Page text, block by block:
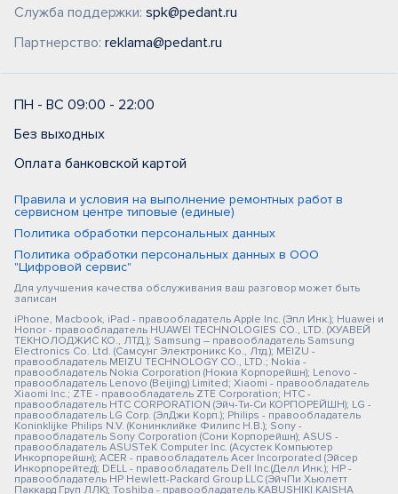
Служба поддержки: spk@pedant.ru
Партнерство: reklama@pedant.ru
ПН - ВС 09:00 - 22:00
Без выходных
Оплата банковской картой
Правила и условия на выполнение ремонтных работ в
сервисном центре типовые (единые)
Политика обработки персональных данных
Политика обработки персональных данных в ООО
"Цифровой сервис"
Для улучшения качества обслуживания ваш разговор может быть
записан
iPhone, Macbook, iPad - правообладатель Apple Inc. (Эпл Инк.); Huawei и
Honor - правообладатель HUAWEI TECHNOLOGIES CO., LTD. (ХУАВЕЙ
ТЕКНОЛОДЖИС КО., ЛТД.); Samsung – правообладатель Samsung
Electronics Co. Ltd. (Самсунг Электроникс Ко., Лтд.); MEIZU -
правообладатель MEIZU TECHNOLOGY CO., LTD.; Nokia -
правообладатель Nokia Corporation (Нокиа Корпорейшн); Lenovo -
правообладатель Lenovo (Beijing) Limited; Xiaomi - правообладатель
Xiaomi Inc.; ZTE - правообладатель ZTE Corporation; HTC -
правообладатель HTC CORPORATION (Эйч-Ти-Си КОРПОРЕЙШН); LG -
правообладатель LG Corp. (ЭлДжи Корп.); Philips - правообладатель
Koninklijke Philips N.V. (Конинклийке Филипс Н.В.); Sony -
правообладатель Sony Corporation (Сони Корпорейшн); ASUS -
правообладатель ASUSTeK Computer Inc. (Асустек Компьютер
Инкорпорейшн); ACER - правообладатель Acer Incorporated (Эйсер
Инкорпорейтед); DELL - правообладатель Dell Inc.(Делл Инк.); HP -
правообладатель HP Hewlett-Packard Group LLC (ЭйчПи Хьюлетт
Паккард Груп ЛЛК); Toshiba - правообладатель KABUSHIKI KAISHA